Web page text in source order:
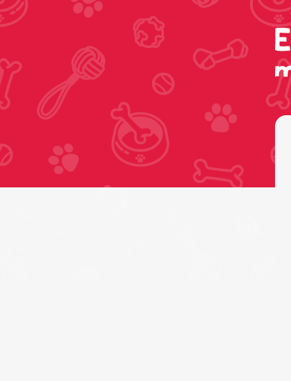
/sign-in?nextPage=%2Fview-profile%2F34d6a7ab-